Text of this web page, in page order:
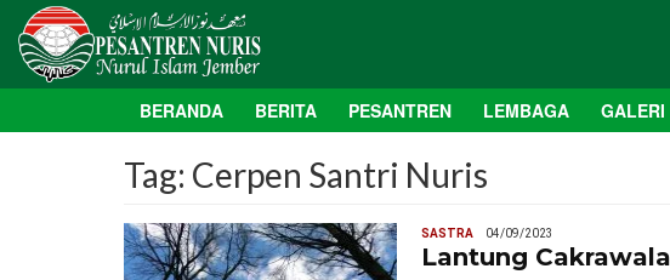
BERANDA BERITA PESANTREN LEMBAGA
Tag: Cerpen Santri Nuris
SASTRA 04/09/2023
Lantung Cakrawala